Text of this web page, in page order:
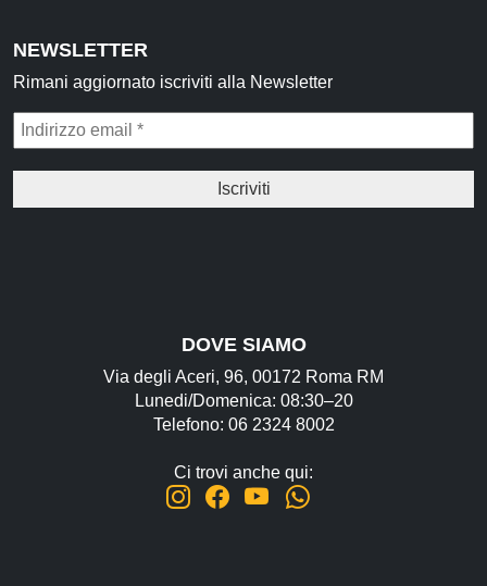
NEWSLETTER
Rimani aggiornato iscriviti alla Newsletter
DOVE SIAMO
Via degli Aceri, 96, 00172 Roma RM
Lunedi/Domenica: 08:30–20
Telefono: 06 2324 8002
Ci trovi anche qui: